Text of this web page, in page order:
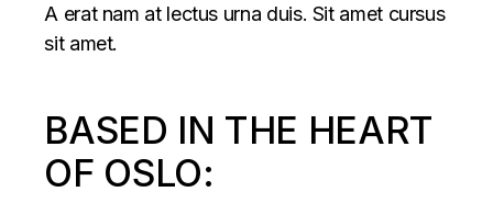
A erat nam at lectus urna duis. Sit amet cursus
sit amet.
BASED IN THE HEART
OF OSLO: